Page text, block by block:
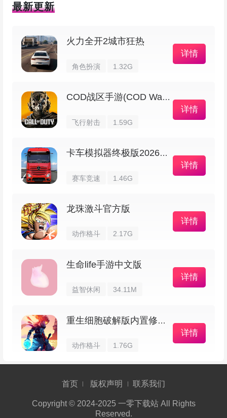
下普攻，接二技能把人推开，再普攻两下进超杀形
态，开大招拉扯配合普攻打出大量伤害。最后用一
量到位就用二技能收尾。
出装铭文：
蚩奼主要靠普攻输出，适合买高攻高暴击的装
备来打爆发，配合高攻速可以触发更多法球效果。
攻速不够，推荐先出急速战靴；打到成装后攻速过
剩，可以换成影忍之足或抵抗之靴来提升生存能
力。
这里给出两套常用出装铭文，大家按对局需要
1、对抗法球流
召唤师技能：狂暴、闪现
急速战靴、闪电匕首、末世、血魔之怒、寒霜
侵袭、永夜守护
最新更新
火力全开2城市狂热
角色扮演 1.32G
详情
COD战区手游(COD Warzone)
飞行射击 1.59G
详情
卡车模拟器终极版2026最新版
赛车竞速 1.46G
详情
龙珠激斗官方版
动作格斗 2.17G
详情
生命life手游中文版
益智休闲 34.11M
详情
重生细胞破解版内置修改器
动作格斗 1.76G
详情
首页 版权声明 联系我们
Copyright © 2024-2025 一零下载站 All Rights
Reserved.